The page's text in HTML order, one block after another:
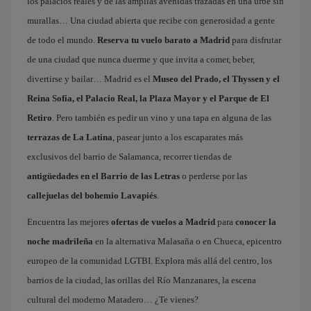
murallas… Una ciudad abierta que recibe con generosidad a gente
de todo el mundo. Reserva tu vuelo barato a Madrid para disfrutar
de una ciudad que nunca duerme y que invita a comer, beber,
divertirse y bailar… Madrid es el Museo del Prado, el Thyssen y el
Reina Sofía, el Palacio Real, la Plaza Mayor y el Parque de El
Retiro. Pero también es pedir un vino y una tapa en alguna de las
terrazas de La Latina, pasear junto a los escaparates más
exclusivos del barrio de Salamanca, recorrer tiendas de
antigüedades en el Barrio de las Letras o perderse por las
callejuelas del bohemio Lavapiés.
Encuentra las mejores ofertas de vuelos a Madrid para conocer la
noche madrileña en la alternativa Malasaña o en Chueca, epicentro
europeo de la comunidad LGTBI. Explora más allá del centro, los
barrios de la ciudad, las orillas del Río Manzanares, la escena
cultural del moderno Matadero… ¿Te vienes?